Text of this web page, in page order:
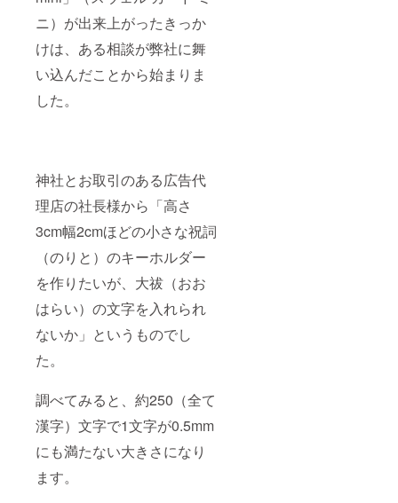
ニ）が出来上がったきっか
けは、ある相談が弊社に舞
い込んだことから始まりま
した。
神社とお取引のある広告代
理店の社長様から「高さ
3cm幅2cmほどの小さな祝詞
（のりと）のキーホルダー
を作りたいが、大祓（おお
はらい）の文字を入れられ
ないか」というものでし
た。
調べてみると、約250（全て
漢字）文字で1文字が0.5mm
にも満たない大きさになり
ます。